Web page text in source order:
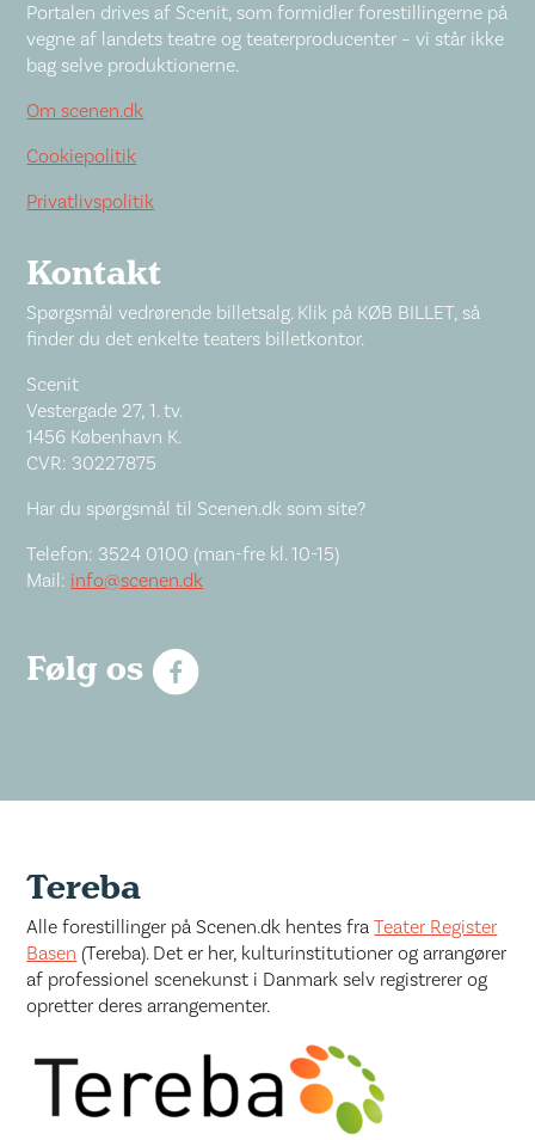
Portalen drives af Scenit, som formidler forestillingerne på
vegne af landets teatre og teaterproducenter – vi står ikke
bag selve produktionerne.
Om scenen.dk
Cookiepolitik
Privatlivspolitik
Kontakt
Spørgsmål vedrørende billetsalg. Klik på KØB BILLET, så
finder du det enkelte teaters billetkontor.
Scenit
Vestergade 27, 1. tv.
1456 København K.
CVR: 30227875
Har du spørgsmål til Scenen.dk som site?
Telefon: 3524 0100 (man-fre kl. 10-15)
Mail: info@scenen.dk
Følg os
Tereba
Alle forestillinger på Scenen.dk hentes fraTeater Register
Basen (Tereba). Det er her, kulturinstitutioner og arrangører
af professionel scenekunst i Danmark selv registrerer og
opretter deres arrangementer.